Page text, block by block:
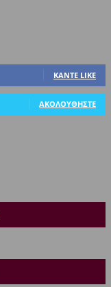
ΚΆΝΤΕ LIKE
ΑΚΟΛΟΥΘΉΣΤΕ